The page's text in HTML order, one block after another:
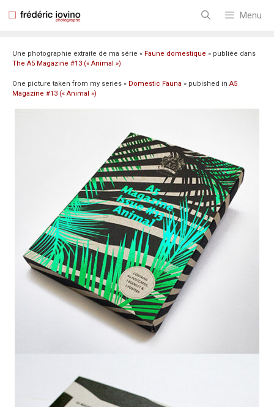
Menu
Une photographie extraite de ma série « Faune domestique » publiée dans
The A5 Magazine #13 (« Animal »)
One picture taken from my series « Domestic Fauna » pubished in A5
Magazine #13 (« Animal »)